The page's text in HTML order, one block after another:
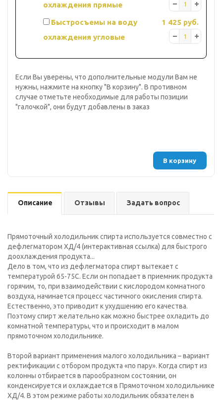
охлаждения прямые
Быстросъемы на воду
охлаждения угловые
1 425 руб.
Если Вы уверены, что дополнительные модули Вам не
нужны, нажмите на кнопку "В корзину". В противном
случае отметьте необходимые для работы позиции
"галочкой", они будут добавлены в заказ
В корзину
Описание Отзывы Задать вопрос
Прямоточный холодильник спирта используется совместно с
дефлегматором ХД/4 (интерактивная ссылка) для быстрого
доохлаждения продукта...
Дело в том, что из дефлегматора спирт вытекает с
температурой 65-75С. Если он попадает в приемник продукта
горячим, то, при взаимодействии с кислородом комнатного
воздуха, начинается процесс частичного окисления спирта.
Естественно, это приводит к ухудшению его качества.
Поэтому спирт желательно как можно быстрее охладить до
комнатной температуры, что и происходит в малом
прямоточном холодильнике.
Второй вариант применения малого холодильника – вариант
ректификации с отбором продукта «по пару». Когда спирт из
колонны отбирается в парообразном состоянии, он
конденсируется и охлаждается в Прямоточном холодильнике
ХД/4. В этом режиме работы холодильник обязателен в